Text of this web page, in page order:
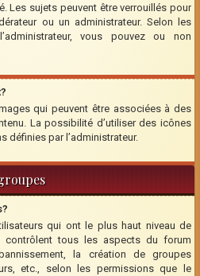
Les sujets peuvent être verrouillés pour
ou un administrateur. Selon les
vous pouvez ou non
qui peuvent être associées à des
La possibilité d’utiliser des icônes
définies par l’administrateur.
qui ont le plus haut niveau de
tous les aspects du forum
la création de groupes
etc., selon les permissions que le